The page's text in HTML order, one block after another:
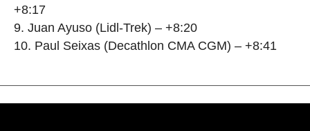
+8:17
9. Juan Ayuso (Lidl-Trek) – +8:20
10. Paul Seixas (Decathlon CMA CGM) – +8:41